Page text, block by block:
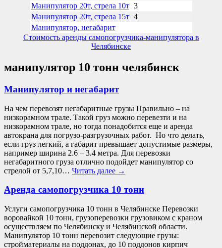
Манипулятор 20т, стрела 10т 3
Манипулятор 20т, стрела 15т 4
Манипулятор, негабарит
Стоимость аренды самопогрузчика-манипулятора в
Челябинске
манипулятор 10 тонн челябинск
Манипулятор и негабарит
На чем перевозят негабаритные грузы Правильно – на
низкорамном трале. Такой груз можно перевезти и на
низкорамном трале, но тогда понадобится еще и аренда
автокрана для погрузо-разгрузочных работ. Но что делать,
если груз легкий, а габарит превышает допустимые размеры,
например ширина 2.6 – 3.4 метра. Для перевозки
негабаритного груза отлично подойдет манипулятор со
стрелой от 5,7,10… Читать далее →
Аренда самопогрузчика 10 тонн
Услуги самопогрузчика 10 тонн в Челябинске Перевозки
воровайкой 10 тонн, грузоперевозки грузовиком с краном
осуществляем по Челябинску и Челябинской области.
Манипулятор 10 тонн перевозит следующие грузы:
стройматериалы на поддонах, до 10 поддонов кирпич